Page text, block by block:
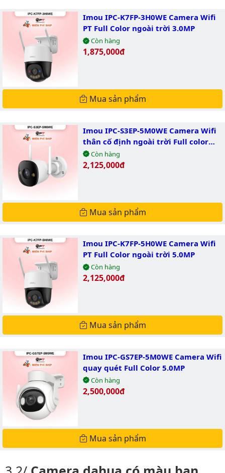
Imou IPC-K7FP-3H0WE Camera Wifi
PT Full Color ngoài trời 3.0MP
Còn hàng
Giá bán:
1,875,000đ
Mua sản phẩm
Imou IPC-S3EP-5M0WE Camera Wifi
thân cố định ngoài trời Full color
5.0MP
Còn hàng
Giá bán:
2,125,000đ
Mua sản phẩm
Imou IPC-K7FP-5H0WE Camera Wifi
PT Full Color ngoài trời 5.0MP
Còn hàng
Giá bán:
2,125,000đ
Mua sản phẩm
Imou IPC-GS7EP-5M0WE Camera Wifi
quay quét Full Color 5.0MP
Còn hàng
Giá bán:
2,500,000đ
Mua sản phẩm